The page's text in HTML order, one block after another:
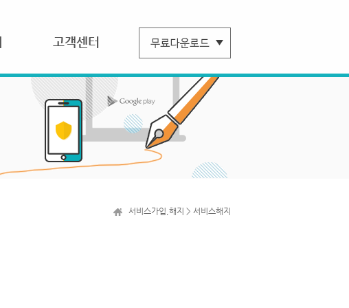
고객센터
서비스가입,해지 > 서비스해지